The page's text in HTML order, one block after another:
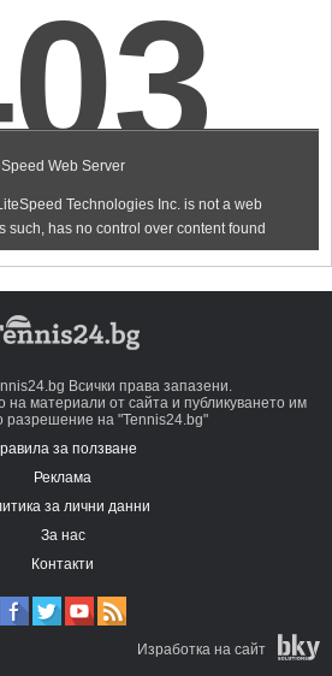
Всички права запазени.
на материали от сайта и публикуването им
разрешение на "Tennis24.bg"
за ползване
Реклама
за лични данни
За нас
Контакти
Изработка на сайт